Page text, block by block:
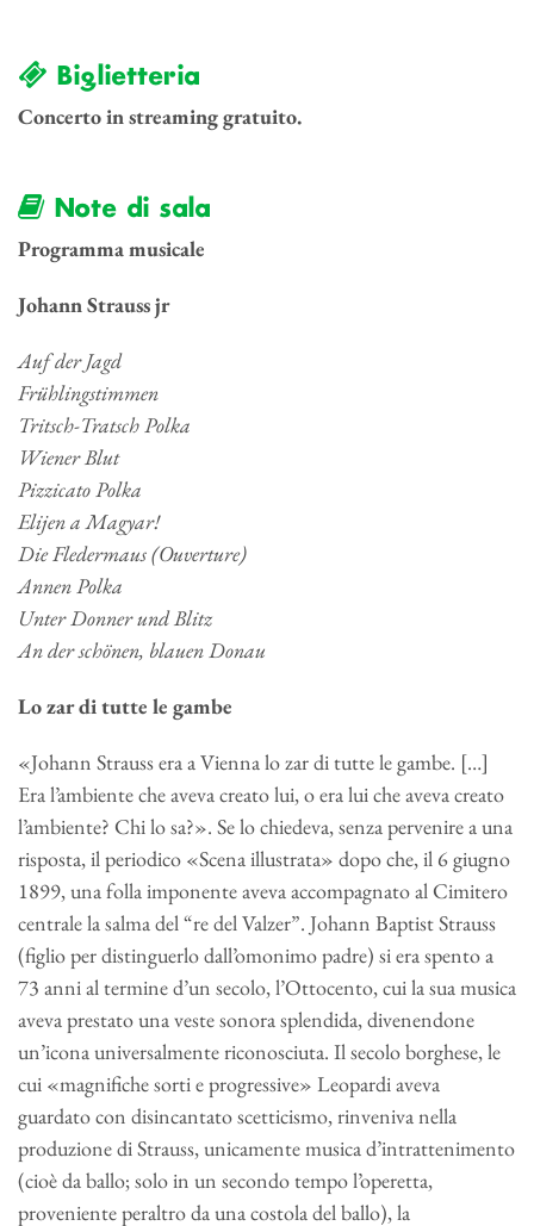
Biglietteria
Concerto in streaming gratuito.
Note di sala
Programma musicale
Johann Strauss jr
Auf der Jagd
Frühlingstimmen
Tritsch-Tratsch Polka
Wiener Blut
Pizzicato Polka
Elijen a Magyar!
Die Fledermaus (Ouverture)
Annen Polka
Unter Donner und Blitz
An der schönen, blauen Donau
Lo zar di tutte le gambe
«Johann Strauss era a Vienna lo zar di tutte le gambe. […]
Era l’ambiente che aveva creato lui, o era lui che aveva creato
l’ambiente? Chi lo sa?». Se lo chiedeva, senza pervenire a una
risposta, il periodico «Scena illustrata» dopo che, il 6 giugno
1899, una folla imponente aveva accompagnato al Cimitero
centrale la salma del “re del Valzer”. Johann Baptist Strauss
(figlio per distinguerlo dall’omonimo padre) si era spento a
73 anni al termine d’un secolo, l’Ottocento, cui la sua musica
aveva prestato una veste sonora splendida, divenendone
un’icona universalmente riconosciuta. Il secolo borghese, le
cui «magnifiche sorti e progressive» Leopardi aveva
guardato con disincantato scetticismo, rinveniva nella
produzione di Strauss, unicamente musica d’intrattenimento
(cioè da ballo; solo in un secondo tempo l’operetta,
proveniente peraltro da una costola del ballo), la